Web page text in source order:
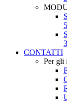
CONTATTI
Per gli